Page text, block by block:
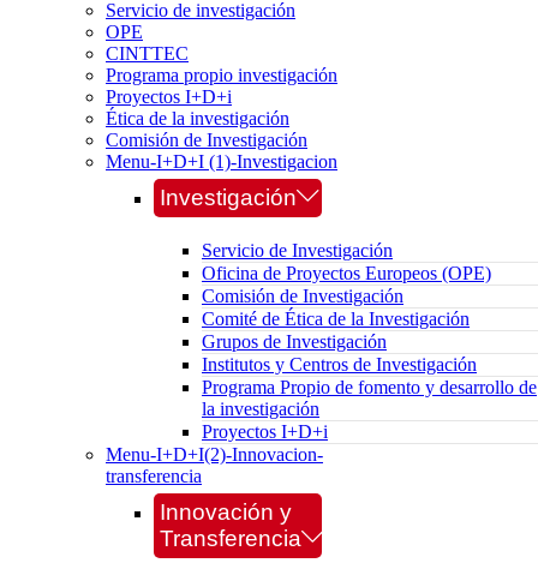
Servicio de investigación
OPE
CINTTEC
Programa propio investigación
Proyectos I+D+i
Ética de la investigación
Comisión de Investigación
Menu-I+D+I (1)-Investigacion
Investigación
Servicio de Investigación
Oficina de Proyectos Europeos (OPE)
Comisión de Investigación
Comité de Ética de la Investigación
Grupos de Investigación
Institutos y Centros de Investigación
Programa Propio de fomento y desarrollo de
la investigación
Proyectos I+D+i
Menu-I+D+I(2)-Innovacion-
transferencia
Innovación y
Transferencia